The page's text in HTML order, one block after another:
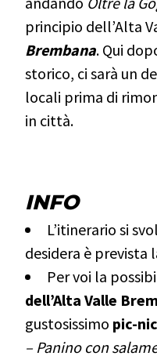
principio dell’Alta
Brembana. Qui
storico, ci sarà un
locali prima di
in città.
INFO
L’itinerario si
desidera è prevista
Per voi la
dell’Alta Valle
gustosissimo pic-nic
– Panino con